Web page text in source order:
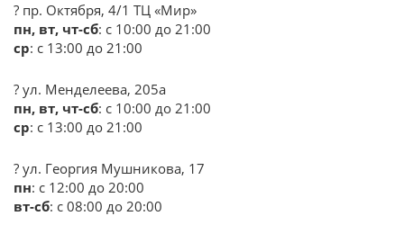
? пр. Октября, 4/1 ТЦ «Мир»
пн, вт, чт-сб: с 10:00 до 21:00
ср: с 13:00 до 21:00
? ул. Менделеева, 205а
пн, вт, чт-сб: с 10:00 до 21:00
ср: с 13:00 до 21:00
? ул. Георгия Мушникова, 17
пн: с 12:00 до 20:00
вт-сб: с 08:00 до 20:00